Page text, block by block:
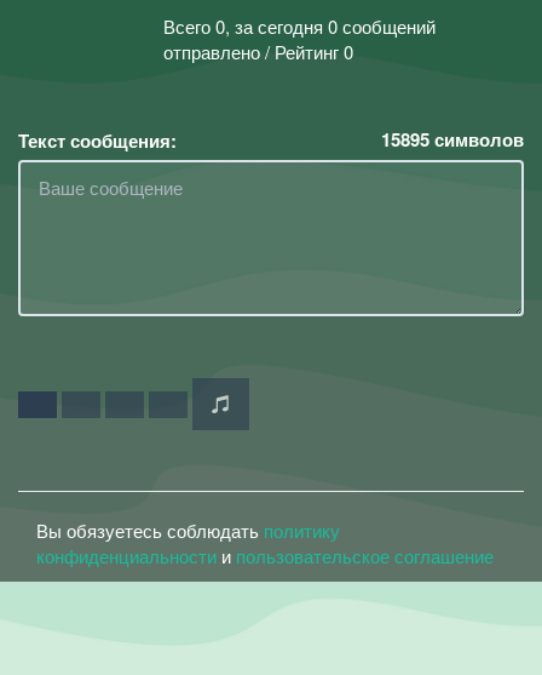
Всего 0, за сегодня 0 сообщений
отправлено / Рейтинг 0
Текст сообщения: 15895символов
Вы обязуетесь соблюдать политику
конфиденциальности и пользовательское соглашение